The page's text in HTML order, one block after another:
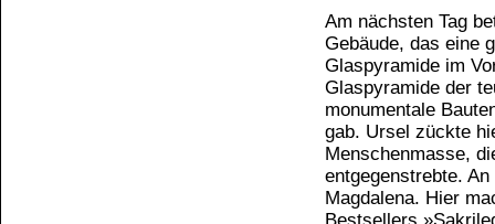
Am nächsten Tag
Gebäude, das eine
Glaspyramide im
Glaspyramide der
monumentale
gab. Ursel zückte
Menschenmasse,
entgegenstrebte.
Magdalena. Hier